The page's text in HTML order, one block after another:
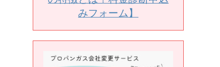
みフォーム】